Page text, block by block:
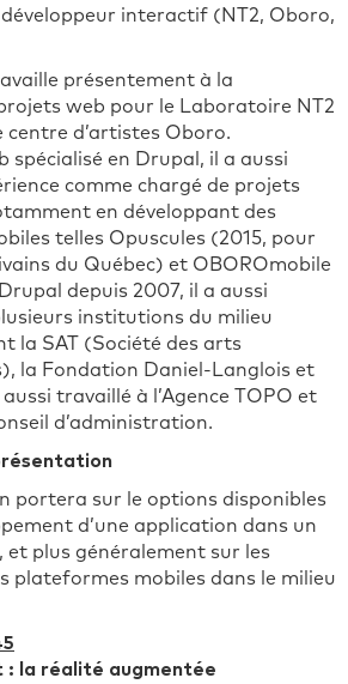
développeur interactif (NT2, Oboro,
présentement à la
web pour le Laboratoire NT2
centre d’artistes Oboro.
spécialisé en Drupal, il a aussi
comme chargé de projets
en développant des
telles Opuscules (2015, pour
du Québec) et OBOROmobile
depuis 2007, il a aussi
institutions du milieu
la SAT (Société des arts
la Fondation Daniel-Langlois et
travaillé à l’Agence TOPO et
d’administration.
portera sur le options disponibles
d’une application dans un
et plus généralement sur les
plateformes mobiles dans le milieu
: la réalité augmentée